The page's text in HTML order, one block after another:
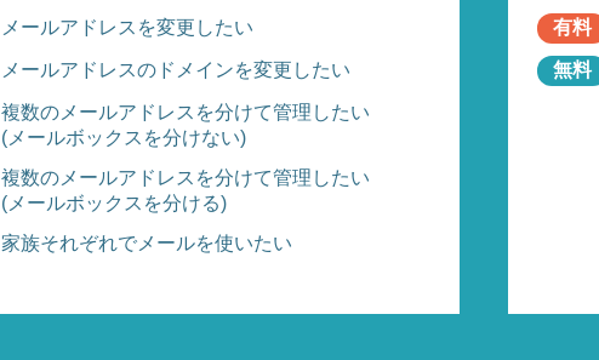
メールアドレスを変更したい
メールアドレスのドメインを変更したい
複数のメールアドレスを分けて管理したい
(メールボックスを分けない)
複数のメールアドレスを分けて管理したい
(メールボックスを分ける)
家族それぞれでメールを使いたい
有料
無料